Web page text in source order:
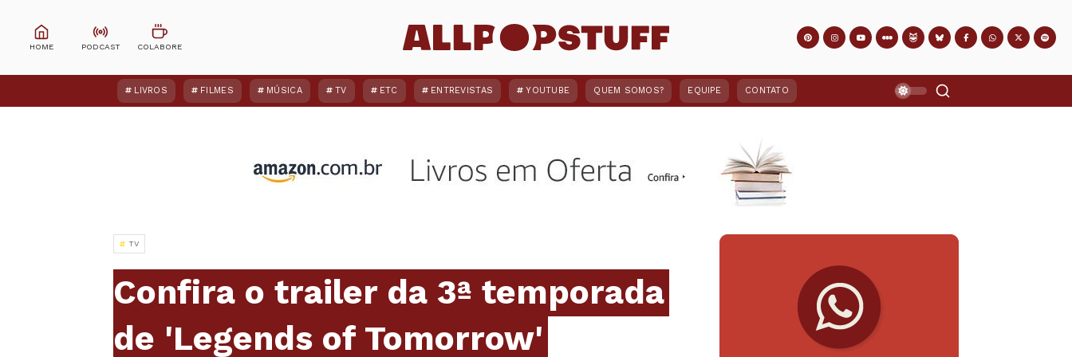
LIVROS FILMES MÚSICA TV ETC ENTREVISTAS YOUTUBE QUEM SOMOS? EQUIPE CONTATO
TV
Confira o trailer da 3ª temporada
de 'Legends of Tomorrow'